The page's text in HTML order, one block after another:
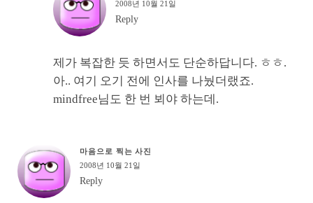
2008년 10월 21일
Reply
제가 복잡한 듯 하면서도 단순하답니다. ㅎㅎ.
아.. 여기 오기 전에 인사를 나눴더랬죠.
mindfree님도 한 번 뵈야 하는데.
마음으로 찍는 사진
2008년 10월 21일
Reply